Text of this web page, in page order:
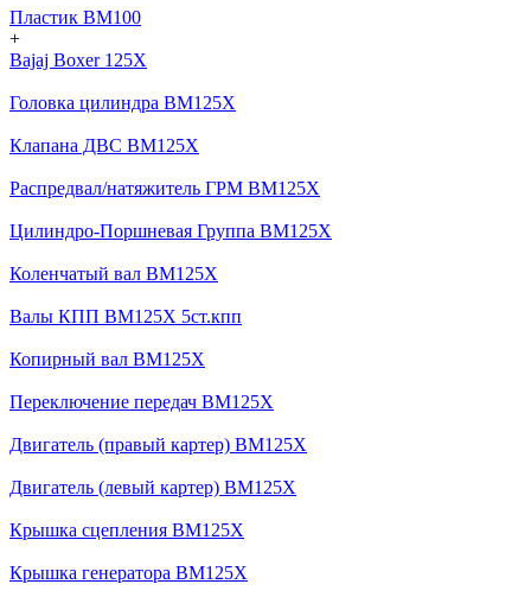
Пластик BM100
+
Bajaj Boxer 125X
Головка цилиндра BM125X
Клапана ДВС BM125X
Распредвал/натяжитель ГРМ BM125X
Цилиндро-Поршневая Группа BM125X
Коленчатый вал BM125X
Валы КПП BM125X 5ст.кпп
Копирный вал BM125X
Переключение передач BM125X
Двигатель (правый картер) BM125X
Двигатель (левый картер) BM125X
Крышка сцепления BM125X
Крышка генератора BM125X